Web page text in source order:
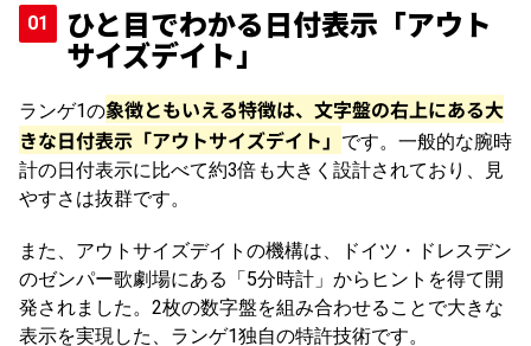
ひと目でわかる日付表示「アウト
サイズデイト」
ランゲ1の象徴ともいえる特徴は、文字盤の右上にある大
きな日付表示「アウトサイズデイト」 です。一般的な腕時
計の日付表示に比べて約3倍も大きく設計されており、見
やすさは抜群です。
また、アウトサイズデイトの機構は、ドイツ・ドレスデン
のゼンパー歌劇場にある「5分時計」からヒントを得て開
発されました。2枚の数字盤を組み合わせることで大きな
表示を実現した、ランゲ1独自の特許技術です。